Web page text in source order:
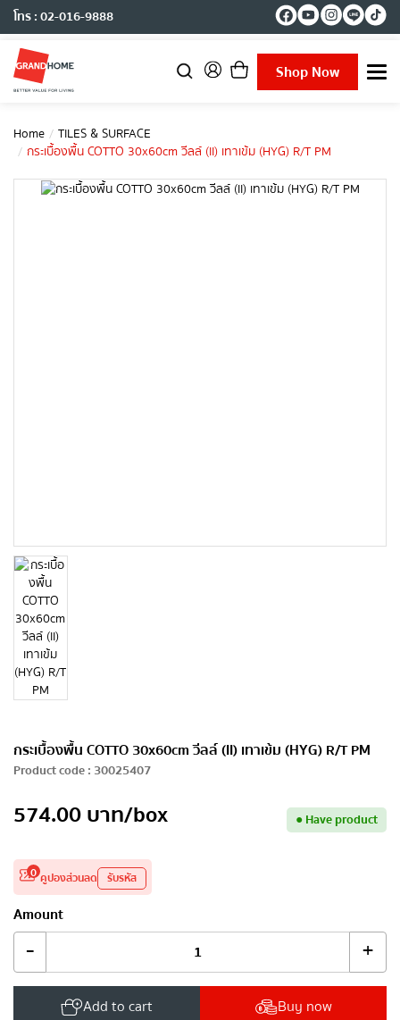
โทร : 02-016-9888
Shop Now
T
n
Home
TILES & SURFACE
กระเบื้องพื้น COTTO 30x60cm วีลล์ (II) เทาเข้ม (HYG) R/T PM
กระเบื้องพื้น COTTO 30x60cm วีลล์ (II) เทาเข้ม (HYG) R/T PM
Product code: 30025407
574.00บาท/box ●Have product
0 คูปองส่วนลด รับรหัส
Amount
- +
Add to cart Buy now